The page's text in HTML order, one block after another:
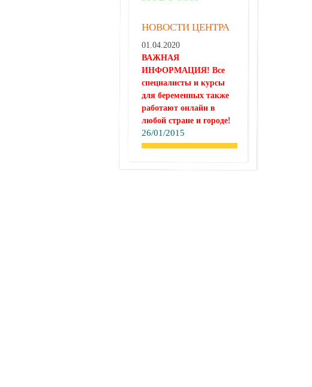
НОВОСТИ ЦЕНТРА
01.04.2020
ВАЖНАЯ
ИНФОРМАЦИЯ! Все
специалисты и курсы
для беременных также
работают онлайн в
любой стране и городе!
26/01/2015